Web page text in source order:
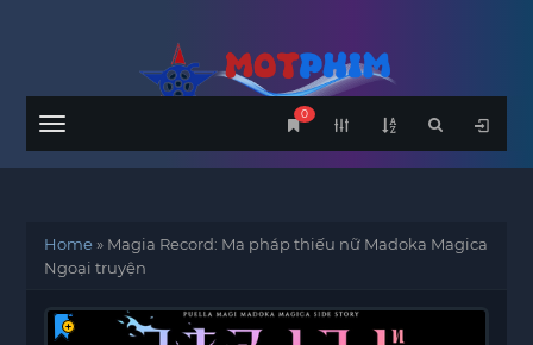
Menu
0
Home» Magia Record: Ma pháp thiếu nữ Madoka Magica
Ngoại truyện